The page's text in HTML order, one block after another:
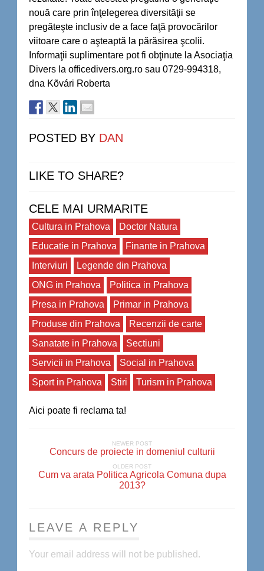
nouă care prin înţelegerea diversităţii se
pregăteşte inclusiv de a face faţă provocărilor
viitoare care o aşteaptă la părăsirea şcolii.
Informaţii suplimentare pot fi obţinute la Asociaţia
Divers la officedivers.org.ro sau 0729-994318,
dna Kõvári Roberta
POSTED BY DAN
LIKE TO SHARE?
CELE MAI URMARITE
Cultura in Prahova
Doctor Natura
Educatie in Prahova
Finante in Prahova
Interviuri
Legende din Prahova
ONG in Prahova
Politica in Prahova
Presa in Prahova
Primar in Prahova
Produse din Prahova
Recenzii de carte
Sanatate in Prahova
Sectiuni
Servicii in Prahova
Social in Prahova
Sport in Prahova
Stiri Turism in Prahova
Aici poate fi reclama ta!
NEWER POST
Concurs de proiecte in domeniul culturii
OLDER POST
Cum va arata Politica Agricola Comuna dupa
2013?
LEAVE A REPLY
Your email address will not be published.